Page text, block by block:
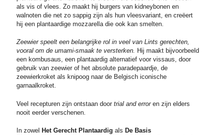
als vis of vlees. Zo maakt hij burgers van kidneybonen en
walnoten die net zo sappig zijn als hun vleesvariant, en creëert
hij een plantaardige mozzarella die ook kan smelten.
Zeewier speelt een belangrijke rol in veel van Lints gerechten,
vooral om de umami-smaak te versterken. Hij maakt bijvoorbeeld
een kombusaus, een plantaardig alternatief voor vissaus, door
gebruik van zeewier of het absolute paradepaardje, de
zeewierkroket als knipoog naar de Belgisch iconische
garnaalkroket.
Veel recepturen zijn ontstaan door trial and erroren zijn elders
nooit eerder verschenen.
In zowel Het Gerecht Plantaardig als De Basis